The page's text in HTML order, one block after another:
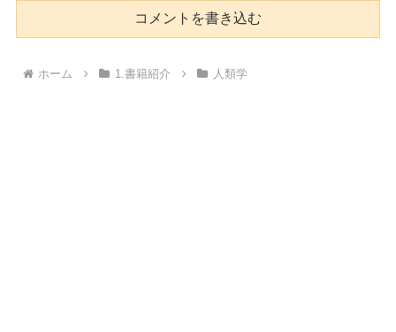
コメントを書き込む
ホーム 1.書籍紹介 人類学